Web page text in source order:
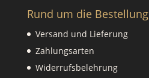
Rund um die Bestellung
Versand und Lieferung
Zahlungsarten
Widerrufsbelehrung